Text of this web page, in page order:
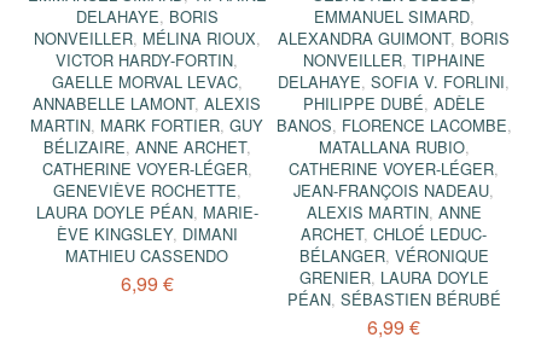
DELAHAYE, BORIS
NONVEILLER, MÉLINA RIOUX,
VICTOR HARDY-FORTIN,
GAELLE MORVAL LEVAC,
ANNABELLE LAMONT,ALEXIS
MARTIN, MARK FORTIER,GUY
BÉLIZAIRE, ANNE ARCHET,
CATHERINE VOYER-LÉGER,
GENEVIÈVE ROCHETTE,
LAURA DOYLE PÉAN, MARIE-
ÈVE KINGSLEY, DIMANI
MATHIEU CASSENDO
6,99 €
EMMANUEL SIMARD,
ALEXANDRA GUIMONT, BORIS
NONVEILLER, TIPHAINE
DELAHAYE,SOFIA V. FORLINI,
PHILIPPE DUBÉ, ADÈLE
BANOS, FLORENCE LACOMBE,
MATALLANA RUBIO,
CATHERINE VOYER-LÉGER,
JEAN-FRANÇOIS NADEAU,
ALEXIS MARTIN, ANNE
ARCHET,CHLOÉ LEDUC-
BÉLANGER, VÉRONIQUE
GRENIER, LAURA DOYLE
PÉAN, SÉBASTIEN BÉRUBÉ
6,99 €